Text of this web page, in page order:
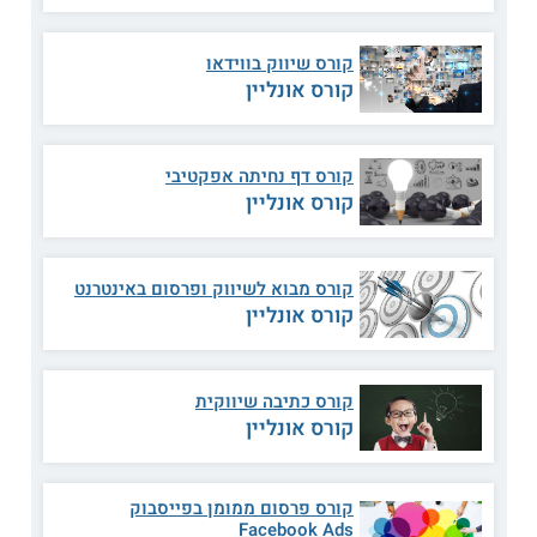
עלקורסים בצפון.
היכן לומדים?
לימודי שיווק בחיפה
מכללת ג'ון ברייס חיפה
העתידי, לצד כלים מן השיווק המסורתי. הקורס מותאם לצורכים
העכשוויים של שוק העבודה הישראלי ושוק העצמאיים. היקפו של
הקורס הינו 315 שעות לימוד.
לבית הספר למנהלים "תפנית" מבית לימודי החוץ של
האוניברסיטה הפתוחה ישנה שלוחה בעיר חיפה. בשלוחה מוצע
קורס ניהול שיווק ופרסום, אשר במהלכו ניתן להכיר מגמות
עכשוויות בתחום הפרסום, לרכוש מיומנויות יזמות ופיתוח עסקי,
וללמוד אודות כלים לקידום עסקים במדיה החברתית. קורס זה
מותאם לאנשים עובדים.
קורס שיווק בווידאו
קורס אונליין
קורס דף נחיתה אפקטיבי
קורס אונליין
קורס מבוא לשיווק ופרסום באינטרנט
קורס אונליין
קורס כתיבה שיווקית
קורס אונליין
קורס פרסום ממומן בפייסבוק
Facebook Ads